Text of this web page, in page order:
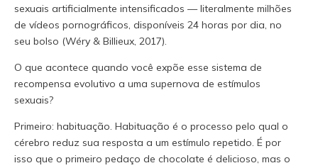
sexuais artificialmente intensificados — literalmente milhões
de vídeos pornográficos, disponíveis 24 horas por dia, no
seu bolso (Wéry & Billieux, 2017).
O que acontece quando você expõe esse sistema de
recompensa evolutivo a uma supernova de estímulos
sexuais?
Primeiro: habituação. Habituação é o processo pelo qual o
cérebro reduz sua resposta a um estímulo repetido. É por
isso que o primeiro pedaço de chocolate é delicioso, mas o